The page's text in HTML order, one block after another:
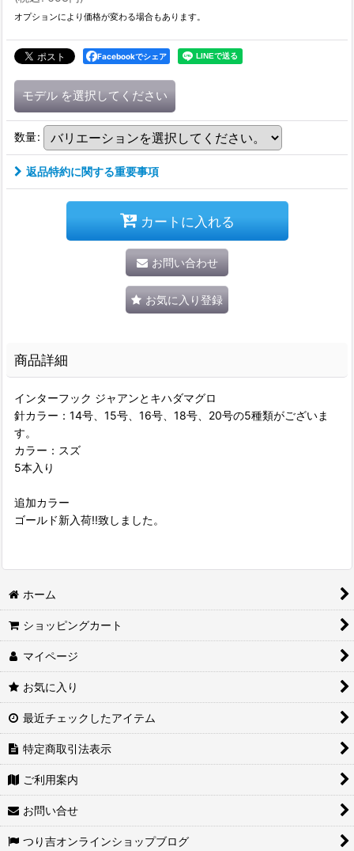
オプションにより価格が変わる場合もあります。
Facebookでシェア
モデル を選択してください
数量:
返品特約に関する重要事項
カートに入れる
お問い合わせ
お気に入り登録
商品詳細
インターフック ジャアンとキハダマグロ
針カラー：14号、15号、16号、18号、20号の5種類がございま
す。
カラー：スズ
5本入り
追加カラー
ゴールド新入荷!!致しました。
ホーム
ショッピングカート
マイページ
お気に入り
最近チェックしたアイテム
特定商取引法表示
ご利用案内
お問い合せ
つり吉オンラインショップブログ